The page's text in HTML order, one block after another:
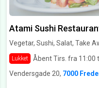
Atami Sushi
Vegetar, Sushi, Salat, Take
Lukket
Åbent Tirs. fra 11:00
Vendersgade 20, 7000